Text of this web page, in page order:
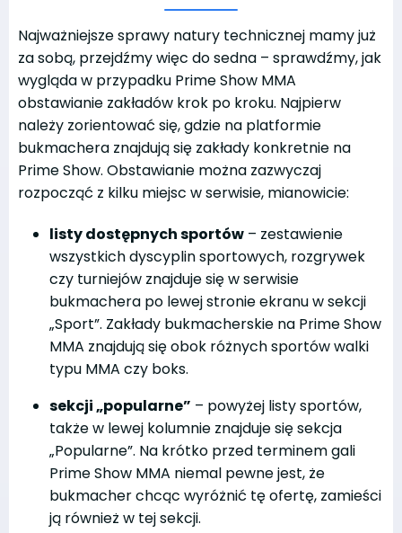
Najważniejsze sprawy natury technicznej mamy już
za sobą, przejdźmy więc do sedna – sprawdźmy, jak
wygląda w przypadku Prime Show MMA
obstawianie zakładów krok po kroku. Najpierw
należy zorientować się, gdzie na platformie
bukmachera znajdują się zakłady konkretnie na
Prime Show. Obstawianie można zazwyczaj
rozpocząć z kilku miejsc w serwisie, mianowicie:
listy dostępnych sportów – zestawienie
wszystkich dyscyplin sportowych, rozgrywek
czy turniejów znajduje się w serwisie
bukmachera po lewej stronie ekranu w sekcji
„Sport”. Zakłady bukmacherskie na Prime Show
MMA znajdują się obok różnych sportów walki
typu MMA czy boks.
sekcji „popularne” – powyżej listy sportów,
także w lewej kolumnie znajduje się sekcja
„Popularne”. Na krótko przed terminem gali
Prime Show MMA niemal pewne jest, że
bukmacher chcąc wyróżnić tę ofertę, zamieści
ją również w tej sekcji.